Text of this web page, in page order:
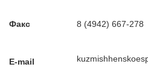
Факс 8 (4942) 667-278
E-mail